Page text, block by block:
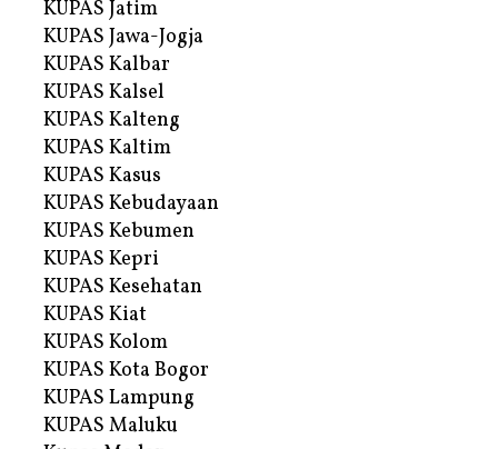
KUPAS Jatim
KUPAS Jawa-Jogja
KUPAS Kalbar
KUPAS Kalsel
KUPAS Kalteng
KUPAS Kaltim
KUPAS Kasus
KUPAS Kebudayaan
KUPAS Kebumen
KUPAS Kepri
KUPAS Kesehatan
KUPAS Kiat
KUPAS Kolom
KUPAS Kota Bogor
KUPAS Lampung
KUPAS Maluku